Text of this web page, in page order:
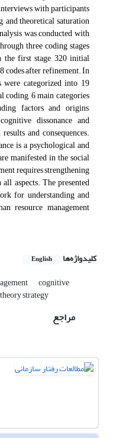
with participants
and theoretical saturation
was conducted with
three coding stages
the first stage, 320 initial
codes after refinement. In
were categorized into 19
coding, 6 main categories
factors and origins,
dissonance and
and consequences.
is a psychological and
manifested in the social
requires strengthening
aspects. The presented
for understanding and
resource management
کلیدواژه‌ها English
cognitive
strategy
مراجع